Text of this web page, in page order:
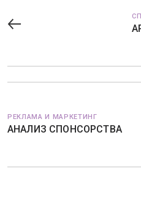
РЕКЛАМА И МАРКЕТИНГ
АНАЛИЗ СПОНСОРСТВА